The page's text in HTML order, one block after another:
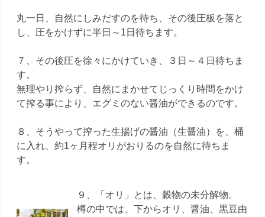
丸一日、自然にしみだすのを待ち、その後圧板を落と
し、圧をかけずに半日～1日待ちます。
７、その後圧を徐々にかけていき、３日～４日待ちま
す。
無理やり搾らず、自然にまかせてじっくり時間をかけ
て搾る事により、エグミのない醤油ができるのです。
８、そうやって搾った生揚げの醤油（生醤油）を、桶
に入れ、約1ヶ月程オリがおりるのを自然に待ちま
す。
９、「オリ」とは、穀物の未分解物。
樽の中では、下からオリ、醤油、黒豆由